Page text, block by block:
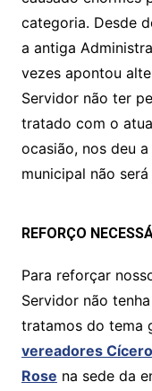
p
o
k
categoria. Desde
a antiga
vezes apontou
Servidor não ter
tratado com o
ocasião, nos deu
municipal não
REFORÇO
Para reforçar
Servidor não
tratamos do tema
vereadores
Rose na sede da